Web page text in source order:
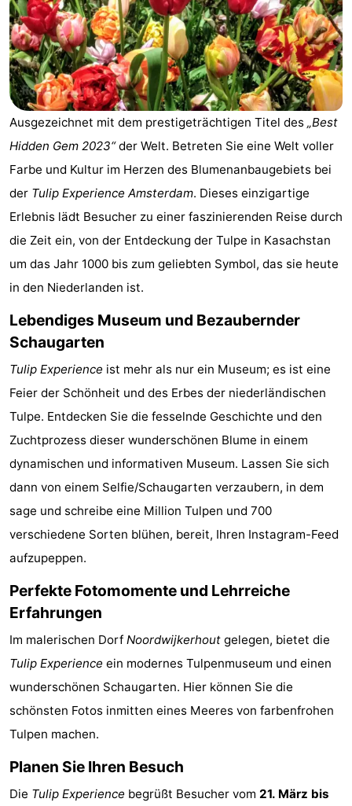
Frühstück)
Museen
Attraktionen
Sehen
&
-
Denkmäler
-
Kirchen
Aussichtspunkte
Attraktionen
Rundfahrten
-
Experiences
Dörfer
&
Städte
Führungen
Sport
-
Radfahren
-
Wandern
Unterhaltung
Nachtleben
Essen
und
trinken
Einkäufen
-
Märkte
-
Warenhäuser
Veranstaltungen
Spezial
Ausgezeichnet mit dem prestigeträchtigen Titel des „Best
Hidden Gem 2023“der Welt. Betreten Sie eine Welt voller
Farbe und Kultur im Herzen des Blumenanbaugebiets bei
der Tulip Experience Amsterdam. Dieses einzigartige
Erlebnis lädt Besucher zu einer faszinierenden Reise durch
die Zeit ein, von der Entdeckung der Tulpe in Kasachstan
um das Jahr 1000 bis zum geliebten Symbol, das sie heute
in den Niederlanden ist.
Lebendiges Museum und Bezaubernder
Schaugarten
Tulip Experience ist mehr als nur ein Museum; es ist eine
Feier der Schönheit und des Erbes der niederländischen
Tulpe. Entdecken Sie die fesselnde Geschichte und den
Zuchtprozess dieser wunderschönen Blume in einem
dynamischen und informativen Museum. Lassen Sie sich
dann von einem Selfie/Schaugarten verzaubern, in dem
sage und schreibe eine Million Tulpen und 700
verschiedene Sorten blühen, bereit, Ihren Instagram-Feed
aufzupeppen.
Perfekte Fotomomente und Lehrreiche
Erfahrungen
Im malerischen Dorf Noordwijkerhout gelegen, bietet die
Tulip Experience ein modernes Tulpenmuseum und einen
wunderschönen Schaugarten. Hier können Sie die
schönsten Fotos inmitten eines Meeres von farbenfrohen
Tulpen machen.
Planen Sie Ihren Besuch
Die Tulip Experience begrüßt Besucher vom 21. März bis